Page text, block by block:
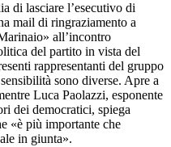
di lasciare l’esecutivo di
mail di ringraziamento a
all’incontro
del partito in vista del
rappresentanti del gruppo
sono diverse. Apre a
Luca Paolazzi, esponente
dei democratici, spiega
«è più importante che
in giunta».